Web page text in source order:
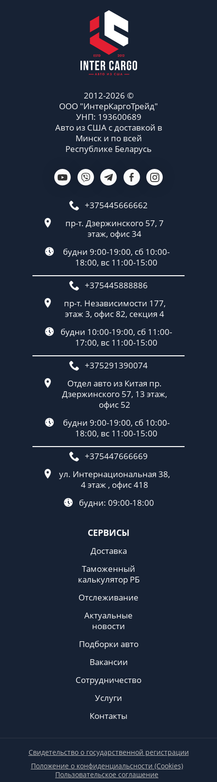
СЕРВИСЫ
Доставка
Таможенный
калькулятор РБ
Отслеживание
Актуальные
новости
Подборки авто
Вакансии
Сотрудничество
Услуги
Контакты
2012-2026 ©
ООО "ИнтерКаргоТрейд"
УНП: 193600689
Авто из США с доставкой в
Минск и по всей
Республике Беларусь
+375445666662
пр-т. Дзержинского 57, 7
этаж, офис 34
будни 9:00-19:00, сб 10:00-
18:00, вс 11:00-15:00
+375445888886
пр-т. Независимости 177,
этаж 3, офис 82, секция 4
будни 10:00-19:00, сб 11:00-
17:00, вс 11:00-15:00
+375291390074
Отдел авто из Китая пр.
Дзержинского 57, 13 этаж,
офис 52
будни 9:00-19:00, сб 10:00-
18:00, вс 11:00-15:00
+375447666669
ул. Интернациональная 38,
4 этаж , офис 418
будни: 09:00-18:00
Пользовательское соглашение
Положение о конфиденциальсности (Cookies)
Свидетельство о государственной регистрации